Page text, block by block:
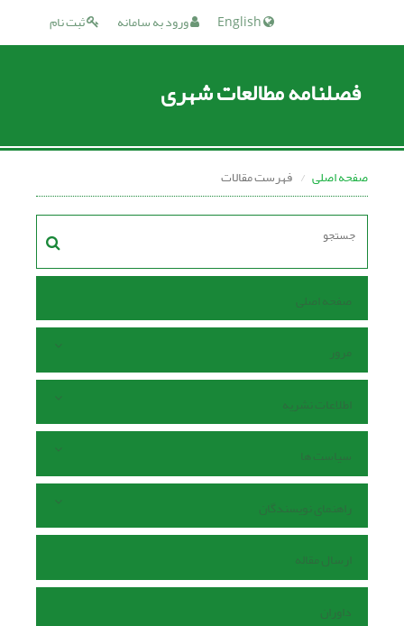
ثبت نام ورود به سامانه
فصلنامه مطالعات شهری
صفحه اصلی فهرست مقالات
صفحه اصلی
مرور
اطلاعات نشریه
سیاست ها
راهنمای نویسندگان
ارسال مقاله
داوران